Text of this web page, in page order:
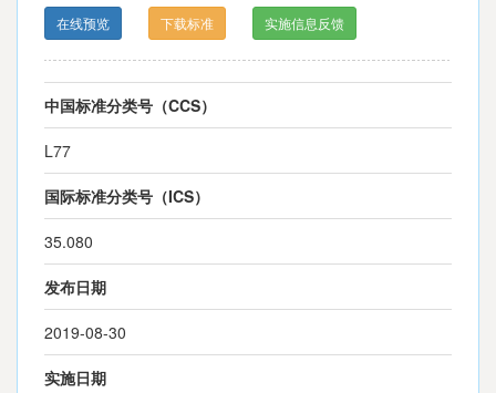
在线预览 下载标准 实施信息反馈
中国标准分类号（CCS）
L77
国际标准分类号（ICS）
35.080
发布日期
2019-08-30
实施日期